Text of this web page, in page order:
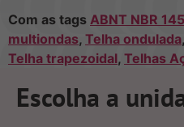
Com as tags ABNT NBR
multiondas, Telha ondulada,
Telha trapezoidal, Telhas
Escolha a